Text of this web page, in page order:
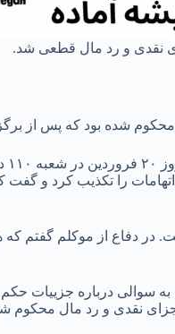
نقدی و رد مال قطعی شد.
شده بود که پس از
برگزار شد. موکلم اتهامات را
دفاع از موکلم گفتم که
در نشست خبری در پاسخ به سوالی
جزای نقدی و رد مال